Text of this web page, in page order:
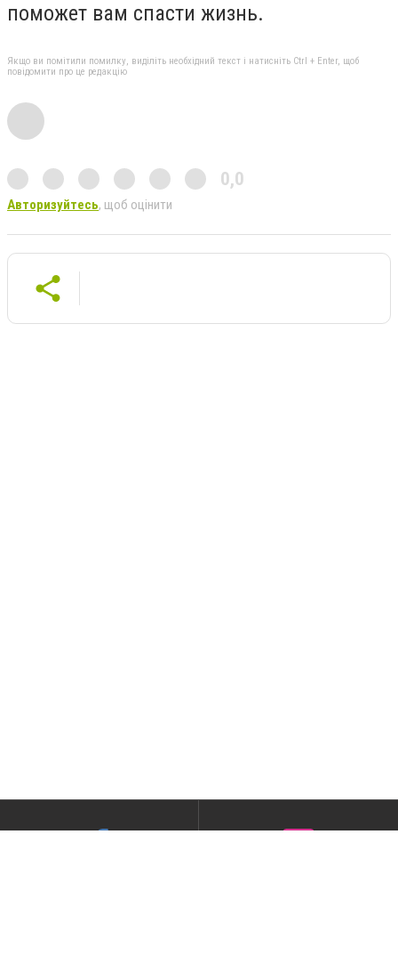
поможет вам спасти жизнь.
Якщо ви помітили помилку, виділіть необхідний текст і натисніть Ctrl + Enter, щоб
повідомити про це редакцію
0,0
Авторизуйтесь, щоб оцінити